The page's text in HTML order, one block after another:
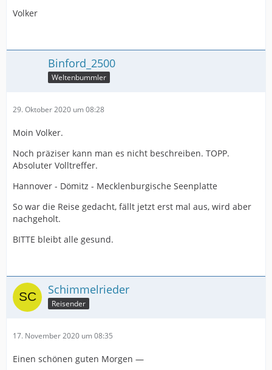
Volker
Binford_2500
Weltenbummler
29. Oktober 2020 um 08:28
Moin Volker.
Noch präziser kann man es nicht beschreiben. TOPP.
Absoluter Volltreffer.
Hannover - Dömitz - Mecklenburgische Seenplatte
So war die Reise gedacht, fällt jetzt erst mal aus, wird aber
nachgeholt.
BITTE bleibt alle gesund.
Schimmelrieder
Reisender
17. November 2020 um 08:35
Einen schönen guten Morgen —